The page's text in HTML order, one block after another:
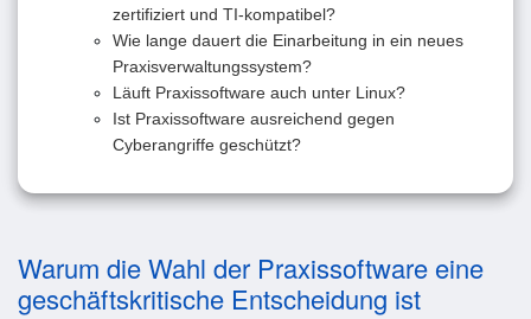
zertifiziert und TI-kompatibel?
Wie lange dauert die Einarbeitung in ein neues
Praxisverwaltungssystem?
Läuft Praxissoftware auch unter Linux?
Ist Praxissoftware ausreichend gegen
Cyberangriffe geschützt?
Warum die Wahl der Praxissoftware eine
geschäftskritische Entscheidung ist